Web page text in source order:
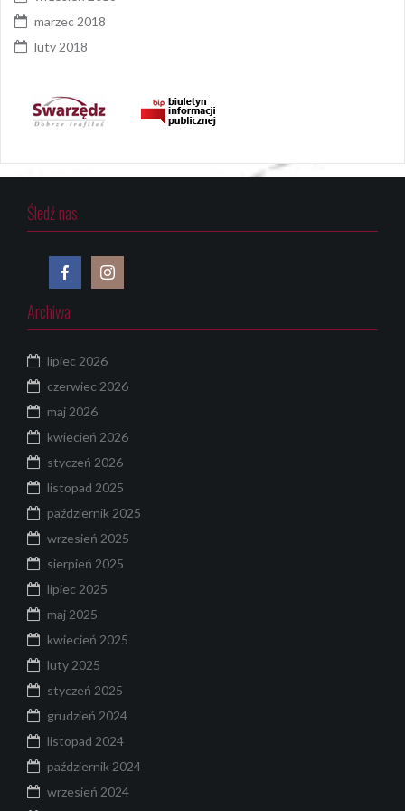
marzec 2018
luty 2018
Śledź nas
Archiwa
lipiec 2026
czerwiec 2026
maj 2026
kwiecień 2026
styczeń 2026
listopad 2025
październik 2025
wrzesień 2025
sierpień 2025
lipiec 2025
maj 2025
kwiecień 2025
luty 2025
styczeń 2025
grudzień 2024
listopad 2024
październik 2024
wrzesień 2024